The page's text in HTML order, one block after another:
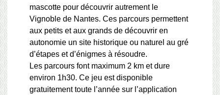
mascotte pour découvrir autrement le
Vignoble de Nantes. Ces parcours permettent
aux petits et aux grands de découvrir en
autonomie un site historique ou naturel au gré
d’étapes et d’énigmes à résoudre.
Les parcours font maximum 2 km et dure
environ 1h30. Ce jeu est disponible
gratuitement toute l’année sur l’application